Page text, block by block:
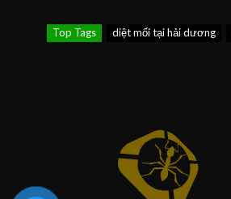
Top Tags diệt mối tại hải dương